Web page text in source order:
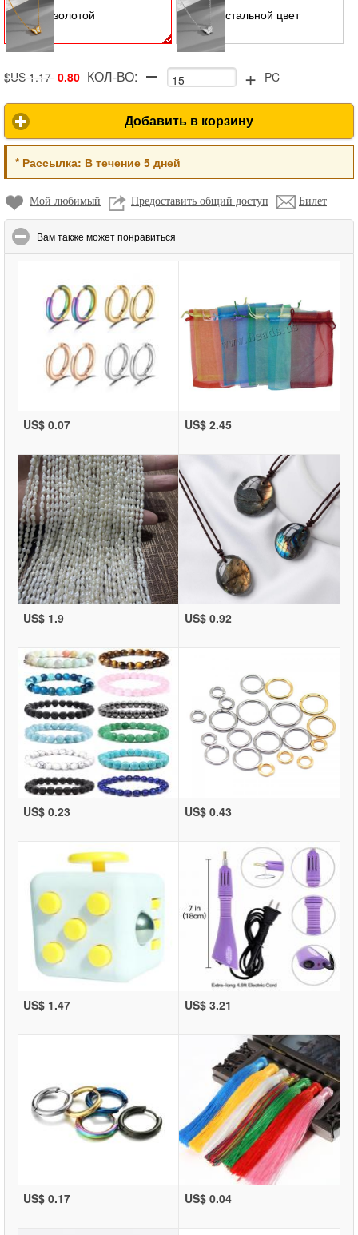
золотой стальной цвет
$US 1.17 0.80 КОЛ-ВО: + PC
Добавить в корзину
*Рассылка: В течение 5 дней
Мой любимый Предоставить общий доступ Билет
Вам также может понравиться
US$ 0.07 US$ 2.45
US$ 1.9 US$ 0.92
US$ 0.23 US$ 0.43
US$ 1.47 US$ 3.21
US$ 0.17 US$ 0.04